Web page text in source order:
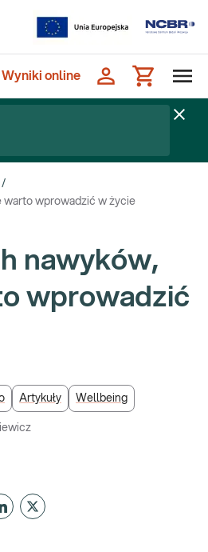
Wyniki online
/
warto wprowadzić w życie
nawyków,
wprowadzić
Artykuły Wellbeing